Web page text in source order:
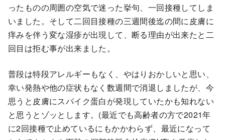
ったものの周囲の空気で迷った挙句、一回接種してしま
いました。そして二回目接種の三週間後迄の間に皮膚に
痒みを伴う変な湿疹が出現して、断る理由が出来たと二
回目は拒む事が出来ました。
普段は特段アレルギーもなく、やはりおかしいと思い、
幸い発熱や他の症状もなく数週間で消退しましたが、今
思うと皮膚にスパイク蛋白が発現していたかも知れない
と思うとゾッとします。(最近でも高齢者の方で2021年
に2回接種で止めているにもかかわらず、最近になって